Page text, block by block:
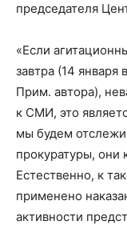
председателя
«Если
завтра (14
Прим. автора),
к СМИ, это
мы будем
прокуратуры, они
Естественно, к
применено
активности